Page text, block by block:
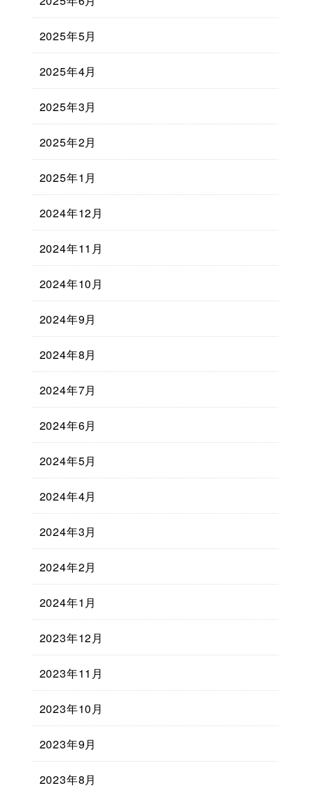
2025年5月
2025年4月
2025年3月
2025年2月
2025年1月
2024年12月
2024年11月
2024年10月
2024年9月
2024年8月
2024年7月
2024年6月
2024年5月
2024年4月
2024年3月
2024年2月
2024年1月
2023年12月
2023年11月
2023年10月
2023年9月
2023年8月